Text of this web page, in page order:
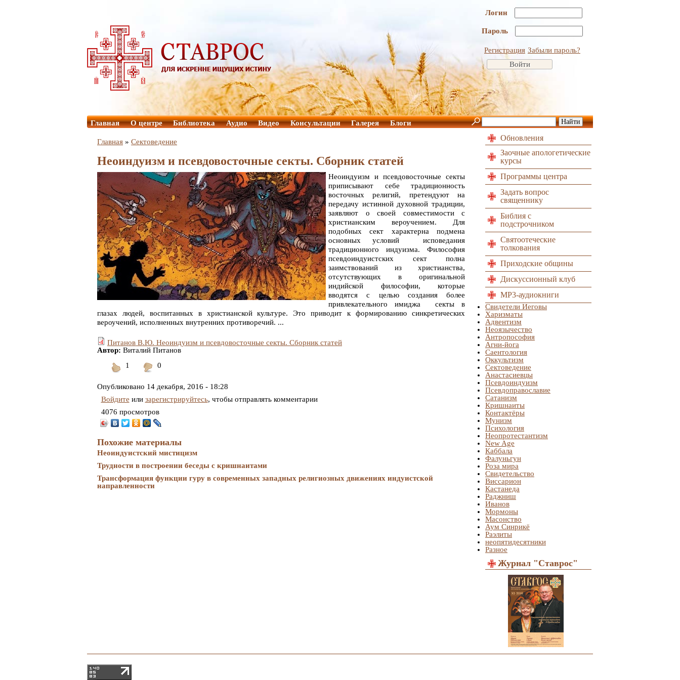
Логин
Пароль
Регистрация Забыли пароль?
Главная О центре Библиотека Аудио Видео Консультации Галерея Блоги
Главная » Сектоведение
Неоиндуизм и псевдовосточные секты. Сборник статей
Неоиндуизм и псевдовосточные секты
приписывают себе традиционность
восточных религий, претендуют на
передачу истинной духовной традиции,
заявляют о своей совместимости с
христианским вероучением. Для
подобных сект характерна подмена
основных условий исповедания
традиционного индуизма. Философия
псевдоиндуистских сект полна
заимствований из христианства,
отсутствующих в оригинальной
индийской философии, которые
вводятся с целью создания более
привлекательного имиджа секты в
глазах людей, воспитанных в христианской культуре. Это приводит к формированию синкретических
вероучений, исполненных внутренних противоречий. ...
Питанов В.Ю. Неоиндуизм и псевдовосточные секты. Сборник статей
Автор: Виталий Питанов
1
понравилось
0
Опубликовано 14 декабря, 2016 - 18:28
Войдите или зарегистрируйтесь, чтобы отправлять комментарии
4076 просмотров
Похожие материалы
Неоиндуистский мистицизм
Трудности в построении беседы с кришнаитами
Трансформация функции гуру в современных западных религиозных движениях индуистской
направленности
Обновления
Заочные апологетические
курсы
Программы центра
Задать вопрос
священнику
Библия с
подстрочником
Святоотеческие
толкования
Приходские общины
Дискуссионный клуб
MP3-аудиокниги
Свидетели Иеговы
Харизматы
Адвентизм
Неоязычество
Антропософия
Агни-йога
Саентология
Оккультизм
Сектоведение
Анастасиевцы
Псевдоиндуизм
Псевдоправославие
Сатанизм
Кришнаиты
Контактёры
Мунизм
Психология
Неопротестантизм
New Age
Каббала
Фалуньгун
Роза мира
Свидетельство
Виссарион
Кастанеда
Раджниш
Иванов
Мормоны
Масонство
Аум Синрикё
Раэлиты
неопятидесятники
Разное
Журнал "Ставрос"